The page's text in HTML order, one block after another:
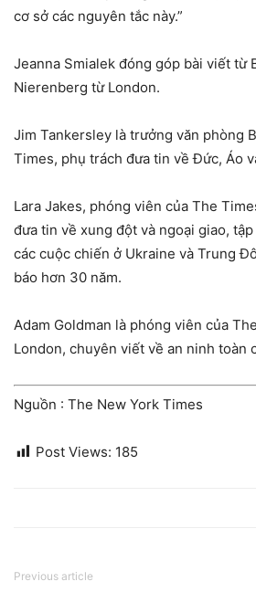
cơ sở các nguyên tắc này.”
Jeanna Smialek đóng góp bài viết từ
Nierenberg từ London.
Jim Tankersley là trưởng văn phòng
Times, phụ trách đưa tin về Đức, Áo
Lara Jakes, phóng viên của The
đưa tin về xung đột và ngoại giao,
các cuộc chiến ở Ukraine và Trung
báo hơn 30 năm.
Adam Goldman là phóng viên của
London, chuyên viết về an ninh toàn
Nguồn : The New York Times
Post Views: 185
Previous article